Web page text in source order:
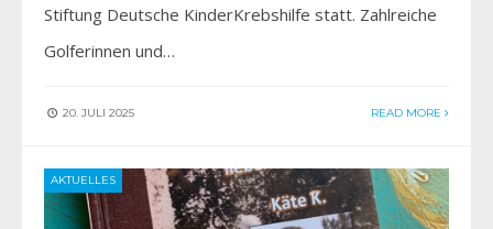
Stiftung Deutsche KinderKrebshilfe statt. Zahlreiche
Golferinnen und…
20. JULI 2025 READ MORE
AKTUELLES